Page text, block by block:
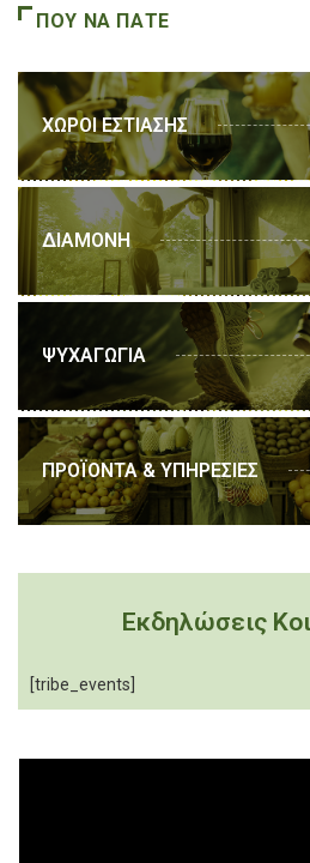
ΠΟΥ ΝΑ ΠΑΤΕ
ΧΩΡΟΙ ΕΣΤΙΑΣΗΣ
ΔΙΑΜΟΝΗ
ΨΥΧΑΓΩΓΙΑ
ΠΡΟΪΟΝΤΑ & ΥΠΗΡΕΣΙΕΣ
Εκδηλώσεις
[tribe_events]